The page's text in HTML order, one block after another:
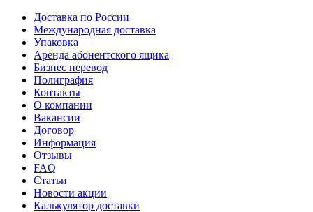
Доставка по России
Международная доставка
Упаковка
Аренда абонентского ящика
Бизнес перевод
Полиграфия
Контакты
О компании
Вакансии
Договор
Информация
Отзывы
FAQ
Статьи
Новости акции
Калькулятор доставки